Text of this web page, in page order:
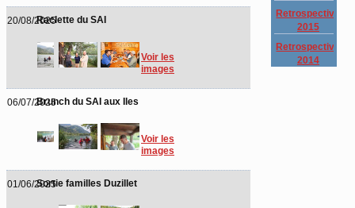
20/08/2025Raclette du SAI
Voir les
images
06/07/2025Brunch du SAI aux Iles
Voir les
images
01/06/2025Sortie familles Duzillet
Retrospective
2015
Retrospective
2014